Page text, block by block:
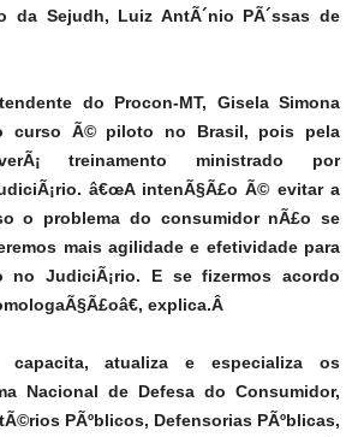
da Sejudh, Luiz AntÃ´nio PÃ´ssas de
do Procon-MT, Gisela Simona
curso Ã© piloto no Brasil, pois pela
treinamento ministrado por
â€œA intenÃ§Ã£o Ã© evitar a
o problema do consumidor nÃ£o se
mais agilidade e efetividade para
no JudiciÃ¡rio. E se fizermos acordo
explica.Â
capacita, atualiza e especializa os
Nacional de Defesa do Consumidor,
PÃºblicos, Defensorias PÃºblicas,